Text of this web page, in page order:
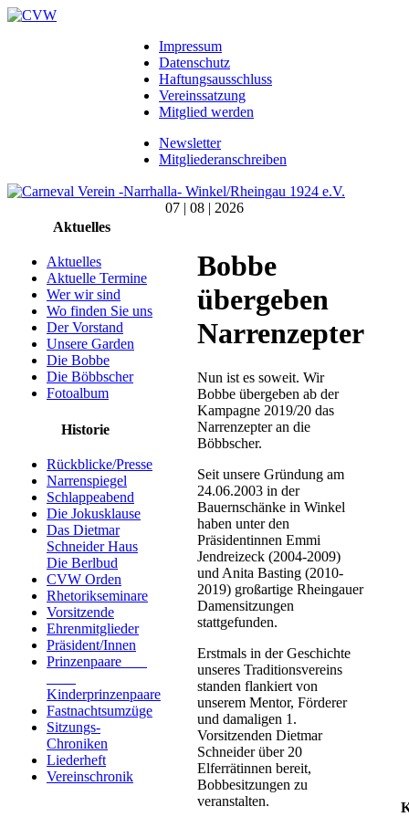
Impressum
Datenschutz
Haftungsausschluss
Vereinssatzung
Mitglied werden
Newsletter
Mitgliederanschreiben
07 | 08 | 2026
Aktuelles
Aktuelles
Aktuelle Termine
Wer wir sind
Wo finden Sie uns
Der Vorstand
Unsere Garden
Die Bobbe
Die Böbbscher
Fotoalbum
Historie
Rückblicke/Presse
Narrenspiegel
Schlappeabend
Die Jokusklause
Das Dietmar
Schneider Haus
Die Berlbud
CVW Orden
Rhetorikseminare
Vorsitzende
Ehrenmitglieder
Präsident/Innen
Prinzenpaare
Kinderprinzenpaare
Fastnachtsumzüge
Sitzungs-
Chroniken
Liederheft
Vereinschronik
Bobbe
übergeben
Narrenzepter
Nun ist es soweit. Wir
Bobbe übergeben ab der
Kampagne 2019/20 das
Narrenzepter an die
Böbbscher.
Seit unsere Gründung am
24.06.2003 in der
Bauernschänke in Winkel
haben unter den
Präsidentinnen Emmi
Jendreizeck (2004-2009)
und Anita Basting (2010-
2019) großartige Rheingauer
Damensitzungen
stattgefunden.
Erstmals in der Geschichte
unseres Traditionsvereins
standen flankiert von
unserem Mentor, Förderer
und damaligen 1.
Vorsitzenden Dietmar
Schneider über 20
Elferrätinnen bereit,
Bobbesitzungen zu
veranstalten.